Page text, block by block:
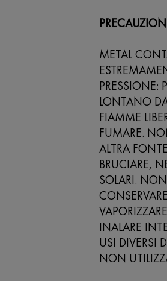
METAL
PRESSIONE:
LONTANO
FIAMME
FUMARE.
ALTRA
BRUCIARE,
SOLARI.
INALARE
USI DIVERSI
NON